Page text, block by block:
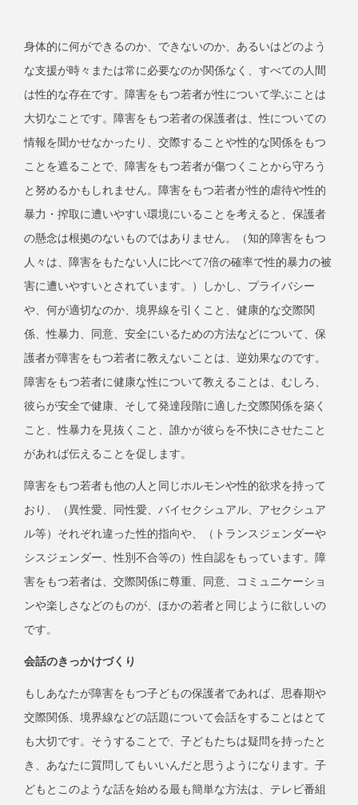
身体的に何ができるのか、できないのか、あるいはどのよう
な支援が時々または常に必要なのか関係なく、すべての人間
は性的な存在です。障害をもつ若者が性について学ぶことは
大切なことです。障害をもつ若者の保護者は、性についての
情報を聞かせなかったり、交際することや性的な関係をもつ
ことを遮ることで、障害をもつ若者が傷つくことから守ろう
と努めるかもしれません。障害をもつ若者が性的虐待や性的
暴力・搾取に遭いやすい環境にいることを考えると、保護者
の懸念は根拠のないものではありません。（知的障害をもつ
人々は、障害をもたない人に比べて7倍の確率で性的暴力の被
害に遭いやすいとされています。）しかし、プライバシー
や、何が適切なのか、境界線を引くこと、健康的な交際関
係、性暴力、同意、安全にいるための方法などについて、保
護者が障害をもつ若者に教えないことは、逆効果なのです。
障害をもつ若者に健康な性について教えることは、むしろ、
彼らが安全で健康、そして発達段階に適した交際関係を築く
こと、性暴力を見抜くこと、誰かが彼らを不快にさせたこと
があれば伝えることを促します。
障害をもつ若者も他の人と同じホルモンや性的欲求を持って
おり、（異性愛、同性愛、バイセクシュアル、アセクシュア
ル等）それぞれ違った性的指向や、（トランスジェンダーや
シスジェンダー、性別不合等の）性自認をもっています。障
害をもつ若者は、交際関係に尊重、同意、コミュニケーショ
ンや楽しさなどのものが、ほかの若者と同じように欲しいの
です。
会話のきっかけづくり
もしあなたが障害をもつ子どもの保護者であれば、思春期や
交際関係、境界線などの話題について会話をすることはとて
も大切です。そうすることで、子どもたちは疑問を持ったと
き、あなたに質問してもいいんだと思うようになります。子
どもとこのような話を始める最も簡単な方法は、テレビ番組